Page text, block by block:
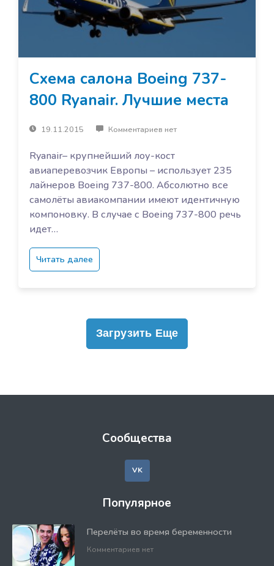
Схема салона Boeing 737-
800 Ryanair. Лучшие места
19.11.2015 Комментариев нет
Ryanair– крупнейший лоу-кост
авиаперевозчик Европы – использует 235
лайнеров Boeing 737-800. Абсолютно все
самолёты авиакомпании имеют идентичную
компоновку. В случае с Boeing 737-800 речь
идет…
Читать далее
Загрузить Еще
Сообщества
VK
Популярное
Перелёты во время беременности
Комментариев нет